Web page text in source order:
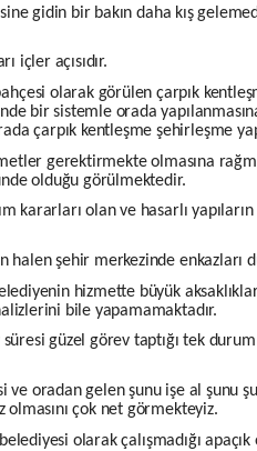
gidin bir bakın daha kış
içler açısıdır.
olarak görülen çarpık
bir sistemle orada
çarpık kentleşme şehirleşme
gerektirmekte olmasına
olduğu görülmektedir.
kararları olan ve hasarlı
halen şehir merkezinde enkazları
hizmette büyük
bile yapamamaktadır.
güzel görev taptığı tek
oradan gelen şunu işe al şunu
olmasını çok net görmekteyiz.
olarak çalışmadığı apaçık